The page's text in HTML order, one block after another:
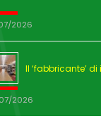
2026
Il ‘fabbricante’
2026